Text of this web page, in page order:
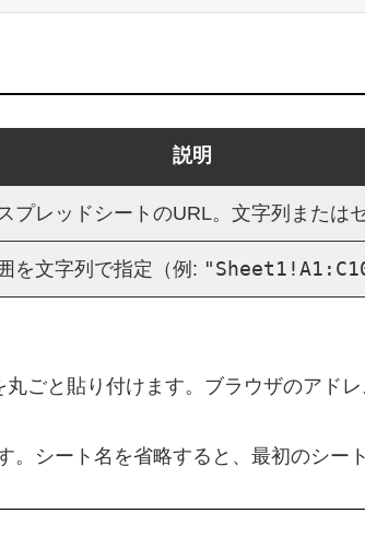
説明
プレッドシートのURL。文字列または
を文字列で指定（例:
ごと貼り付けます。ブラウザのアドレ
。シート名を省略すると、最初のシー